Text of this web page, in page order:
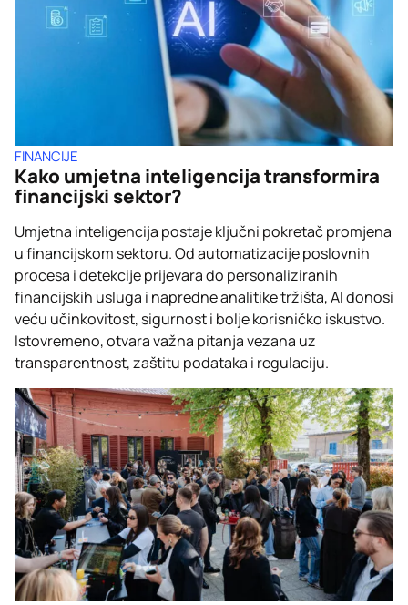
FINANCIJE
Kako umjetna inteligencija transformira
financijski sektor?
Umjetna inteligencija postaje ključni pokretač promjena
u financijskom sektoru. Od automatizacije poslovnih
procesa i detekcije prijevara do personaliziranih
financijskih usluga i napredne analitike tržišta, AI donosi
veću učinkovitost, sigurnost i bolje korisničko iskustvo.
Istovremeno, otvara važna pitanja vezana uz
transparentnost, zaštitu podataka i regulaciju.